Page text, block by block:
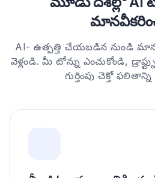
AI- ఉత్పత్తి చేయబడిన నుండి
వెళ్లండి. మీ టోన్ను ఎంచుకోండి,
గుర్తింపు చెక్తో